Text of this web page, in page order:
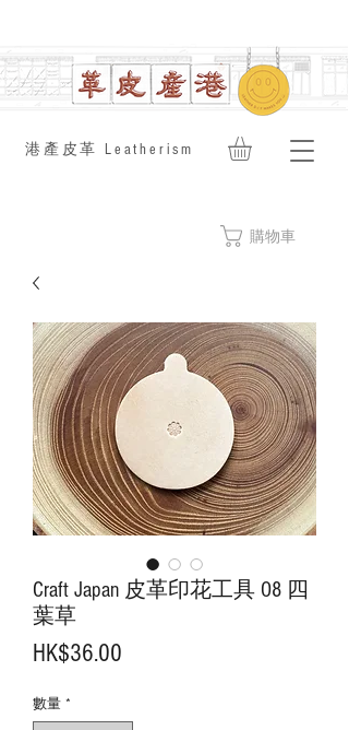
​港產皮革 Leatherism
購物車
Craft Japan 皮革印花工具 O8 四
葉草
HK$36.00
數量 *